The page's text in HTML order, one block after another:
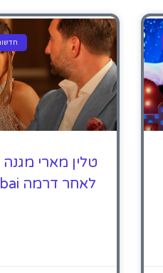
טלין מארי
לאחר דרמה RHODubai